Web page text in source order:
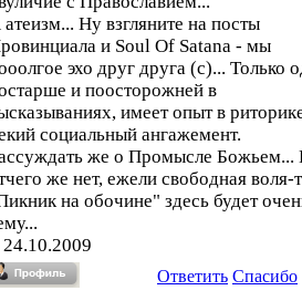
Ну взгляните на посты
и Soul Of Satana - мы
эхо друг друга (с)... Только
и поосторожней в
имеет опыт в
социальный ангажемент.
же о Промысле Божьем...
же нет, ежели свободная воля-
на обочине" здесь будет
24.10.2009
Ответить Спасибо